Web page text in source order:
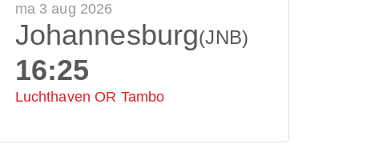
ma 3 aug 2026
Johannesburg(JNB)
16:25
Luchthaven OR Tambo